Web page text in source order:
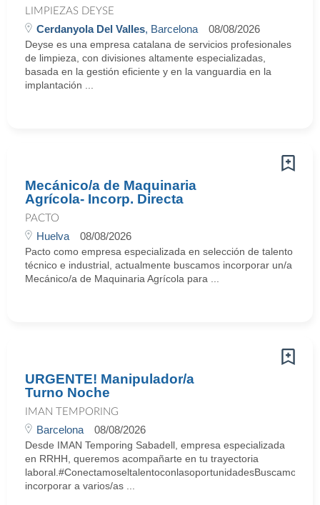
LIMPIEZAS DEYSE
Cerdanyola Del Valles, Barcelona 08/08/2026
Deyse es una empresa catalana de servicios profesionales
de limpieza, con divisiones altamente especializadas,
basada en la gestión eficiente y en la vanguardia en la
implantación ...
Mecánico/a de Maquinaria
Agrícola- Incorp. Directa
PACTO
Huelva 08/08/2026
Pacto como empresa especializada en selección de talento
técnico e industrial, actualmente buscamos incorporar un/a
Mecánico/a de Maquinaria Agrícola para ...
URGENTE! Manipulador/a
Turno Noche
IMAN TEMPORING
Barcelona 08/08/2026
Desde IMAN Temporing Sabadell, empresa especializada
en RRHH, queremos acompañarte en tu trayectoria
laboral.#ConectamoseltalentoconlasoportunidadesBuscamos
incorporar a varios/as ...